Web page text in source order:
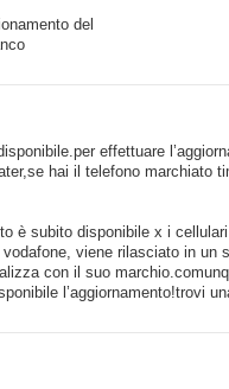
del
effettuare
hai il telefono marchiato
è subito disponibile x i
viene rilasciato in un
con il suo
l’aggiornamento!trovi